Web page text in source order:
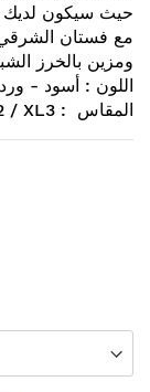
حيث سيكون لديك
مع فستان الشرقي
ومزين بالخرز
اللون : أسود -
S / M / L / XL / XL2 / XL3 : المقاس